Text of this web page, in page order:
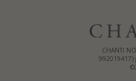
CHANTI